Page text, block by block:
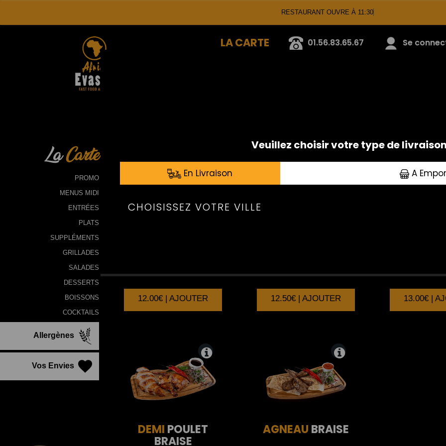
RESTAURANT OUVRE À 11:30
LA CARTE 01.56.83.65.67 Se
LaCarte
PROMO
MENUS MIDI
ENTRÉES
PLATS
SUPPLÉMENTS
GRILLADES
SALADES
DESSERTS
BOISSONS
COCKTAILS
Allergènes
Vos Envies
GRILLADES
POULET
12.00€ | AJOUTER
BOEUF
12.50€ | AJOUTER 13.00€ |
DEMI POULET
BRAISE
AGNEAU BRAISE